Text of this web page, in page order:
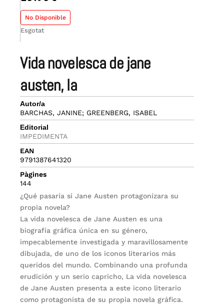
vida novelesca de jane
austen, la
Autor/a
BARCHAS, JANINE; GREENBERG, ISABEL
Editorial
IMPEDIMENTA
EAN
9791387641320
Pàgines
144
¿Qué pasaría si Jane Austen protagonizara su
propia novela?
La vida novelesca de Jane Austen es una
biografía gráfica única en su género,
impecablemente investigada y maravillosamente
dibujada, de uno de los iconos literarios más
queridos del mundo. Combinando una profunda
erudición y un serio capricho, La vida novelesca
de Jane Austen presenta a este icono literario
como protagonista de su propia novela gráfica.
No Disponible
Esgotat